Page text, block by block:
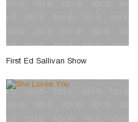
First Ed Sallivan Show